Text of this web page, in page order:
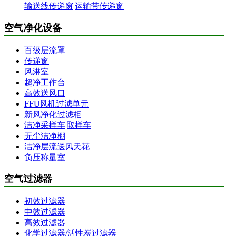
输送线传递窗|运输带传递窗
空气净化设备
百级层流罩
传递窗
风淋室
超净工作台
高效送风口
FFU风机过滤单元
新风净化过滤柜
洁净采样车|取样车
无尘洁净棚
洁净层流送风天花
负压称量室
空气过滤器
初效过滤器
中效过滤器
高效过滤器
化学过滤器/活性炭过滤器